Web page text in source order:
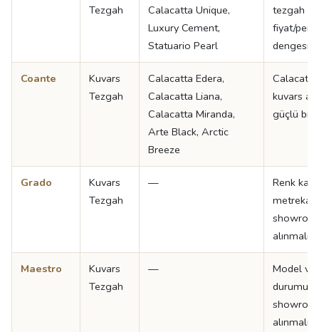
Tezgah
Calacatta Unique,
Luxury Cement,
Statuario Pearl
tezgah
fiyat/
dengesi
Coante
Kuvars
Tezgah
Calacatta Edera,
Calacatta Liana,
Calacatta Miranda,
Arte Black, Arctic
Breeze
kuvars
güçlü bir
Grado
Kuvars
Tezgah
—
Renk
Maestro
Kuvars
Tezgah
—
Model ve
durumu